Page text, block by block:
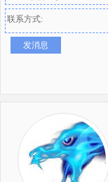
联系方式:
发消息